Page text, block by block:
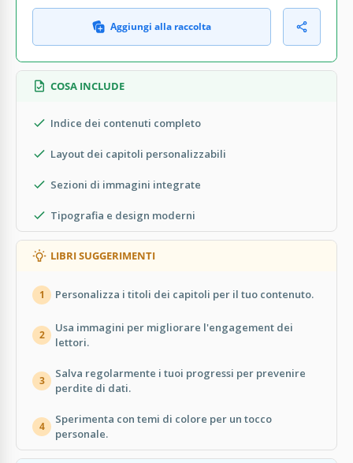
Aggiungi alla raccolta
COSA INCLUDE
Indice dei contenuti completo
Layout dei capitoli personalizzabili
Sezioni di immagini integrate
Tipografia e design moderni
LIBRI SUGGERIMENTI
1 Personalizza i titoli dei capitoli per il tuo contenuto.
2
Usa immagini per migliorare l'engagement dei
lettori.
3
Salva regolarmente i tuoi progressi per prevenire
perdite di dati.
4
Sperimenta con temi di colore per un tocco
personale.